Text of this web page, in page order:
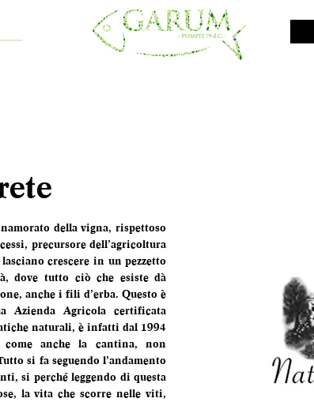
della vigna, rispettoso
precursore dell’agricoltura
crescere in un pezzetto
dove tutto ciò che esiste dà
anche i fili d’erba. Questo è
Azienda Agricola certificata
naturali, è infatti dal 1994
anche la cantina, non
si fa seguendo l’andamento
si perché leggendo di questa
la vita che scorre nelle viti,